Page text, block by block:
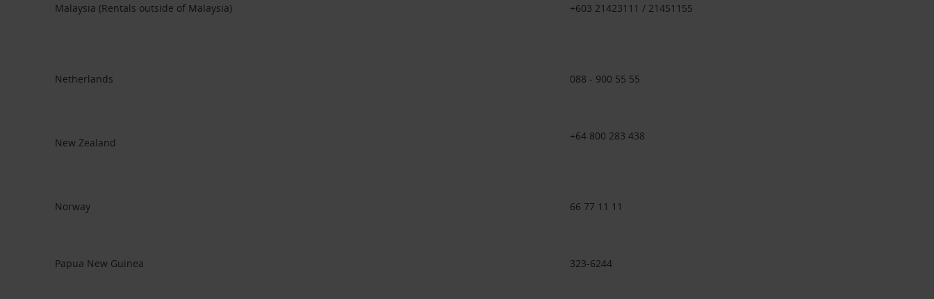
Malaysia (Rentals outside of Malaysia) +603 21423111 / 21451155
Netherlands 088 - 900 55 55
New Zealand
+64 800 283 438
Norway 66 77 11 11
Papua New Guinea 323-6244